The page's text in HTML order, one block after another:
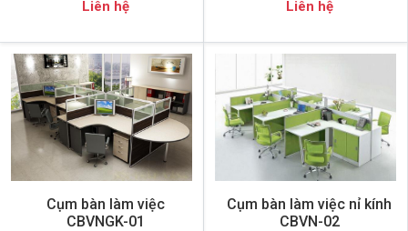
Liên hệ Liên hệ
Cụm bàn làm việc
CBVNGK-01
Cụm bàn làm việc nỉ kính
CBVN-02